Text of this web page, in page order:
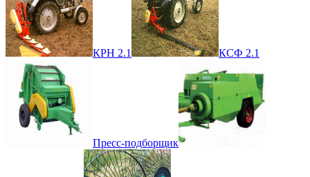
КРН 2.1 КСФ 2.1
Пресс-подборщик